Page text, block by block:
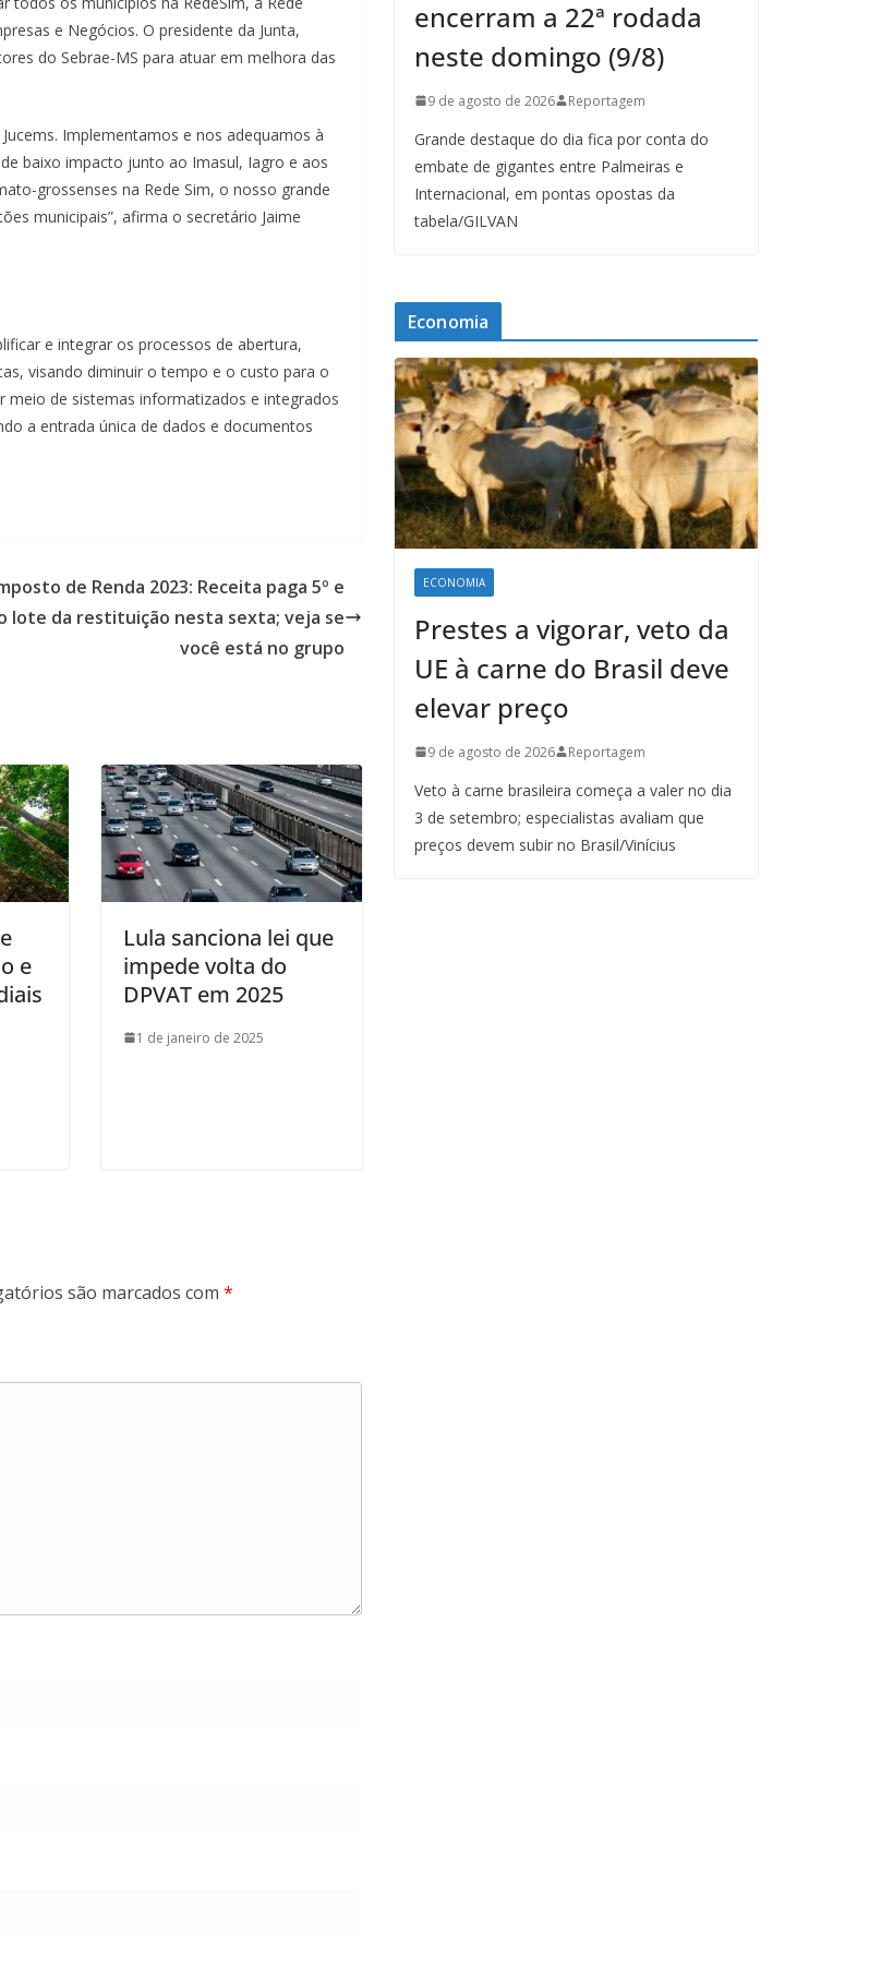
e Negócios. O presidente da Junta,
do Sebrae-MS para atuar em melhora das
Implementamos e nos adequamos à
baixo impacto junto ao Imasul, Iagro e aos
grossenses na Rede Sim, o nosso grande
municipais”, afirma o secretário Jaime
e integrar os processos de abertura,
visando diminuir o tempo e o custo para o
de sistemas informatizados e integrados
a entrada única de dados e documentos
de Renda 2023: Receita paga 5º e
lote da restituição nesta sexta; veja se
você está no grupo
e
Lula sanciona lei que
impede volta do
DPVAT em 2025
1 de janeiro de 2025
são marcados com *
encerram a 22ª rodada
neste domingo (9/8)
9 de agosto de 2026 Reportagem
Grande destaque do dia fica por conta do
embate de gigantes entre Palmeiras e
Internacional, em pontas opostas da
tabela/GILVAN
Economia
ECONOMIA
Prestes a vigorar, veto da
UE à carne do Brasil deve
elevar preço
9 de agosto de 2026 Reportagem
Veto à carne brasileira começa a valer no dia
3 de setembro; especialistas avaliam que
preços devem subir no Brasil/Vinícius